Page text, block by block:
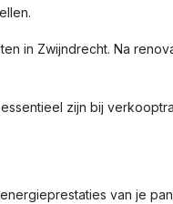
in Zwijndrecht. Na
zijn bij
van je